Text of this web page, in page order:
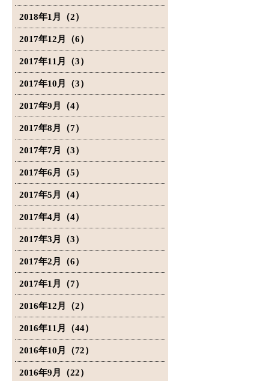
2018年1月（2）
2017年12月（6）
2017年11月（3）
2017年10月（3）
2017年9月（4）
2017年8月（7）
2017年7月（3）
2017年6月（5）
2017年5月（4）
2017年4月（4）
2017年3月（3）
2017年2月（6）
2017年1月（7）
2016年12月（2）
2016年11月（44）
2016年10月（72）
2016年9月（22）